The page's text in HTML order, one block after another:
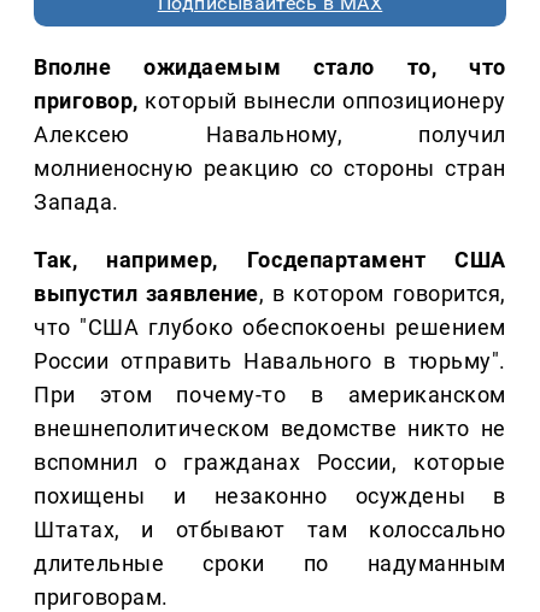
Вполне ожидаемым стало то, что
приговор, который вынесли оппозиционеру
Алексею Навальному, получил
молниеносную реакцию со стороны стран
Запада.
Так, например, Госдепартамент США
выпустил заявление, в котором говорится,
что "США глубоко обеспокоены решением
России отправить Навального в тюрьму".
При этом почему-то в американском
внешнеполитическом ведомстве никто не
вспомнил о гражданах России, которые
похищены и незаконно осуждены в
Штатах, и отбывают там колоссально
длительные сроки по надуманным
приговорам.